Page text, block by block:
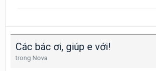
Các bác ơi, giúp e với!
trong Nova